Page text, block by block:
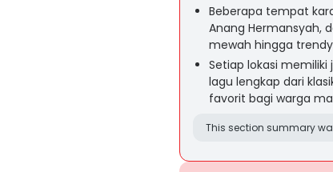
Beberapa tempat
Anang Hermansyah,
mewah hingga
Setiap lokasi
lagu lengkap dari
favorit bagi warga
This section summary